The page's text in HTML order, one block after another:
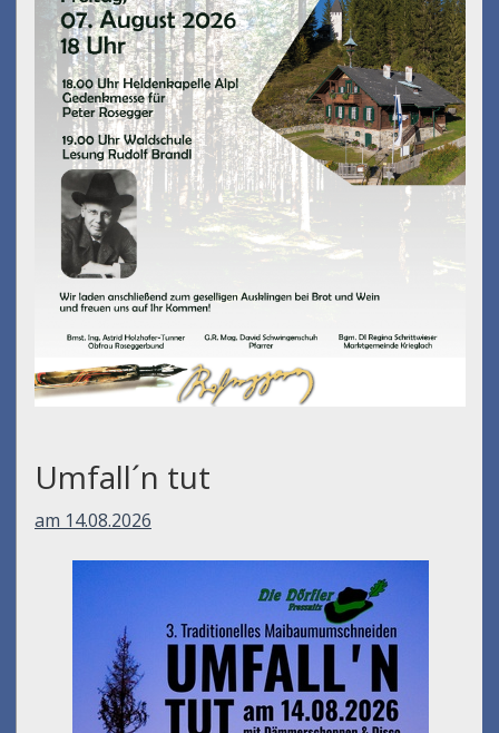
Umfall´n tut
am 14.08.2026